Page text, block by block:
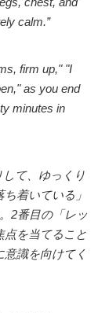
calm.”
firm up," "I
as you end
minutes in
て、ゆっくり
着いている」
2番目の「レッ
点を当てること
識を向けてく